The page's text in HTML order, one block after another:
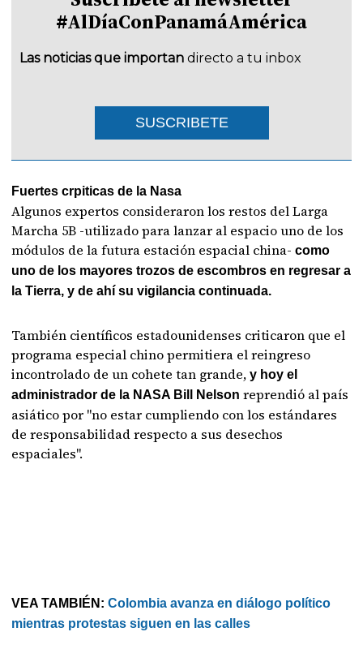
#AlDíaConPanamáAmérica
Las noticias que importan directo a tu inbox
SUSCRIBETE
Fuertes crpiticas de la Nasa
Algunos expertos consideraron los restos del Larga
Marcha 5B -utilizado para lanzar al espacio uno de los
módulos de la futura estación espacial china-como
uno de los mayores trozos de escombros en regresar a
la Tierra, y de ahí su vigilancia continuada.
También científicos estadounidenses criticaron que el
programa especial chino permitiera el reingreso
incontrolado de un cohete tan grande, y hoy el
administrador de la NASA Bill Nelson reprendió al país
asiático por "no estar cumpliendo con los estándares
de responsabilidad respecto a sus desechos
espaciales".
VEA TAMBIÉN:Colombia avanza en diálogo político
mientras protestas siguen en las calles